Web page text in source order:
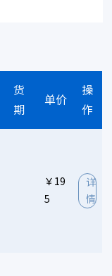
货
期
单价
操
作
￥19
5
详
情